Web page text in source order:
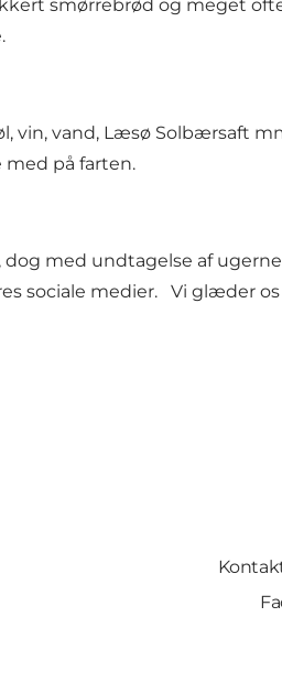
smørrebrød og meget
vin, vand, Læsø Solbærsaft
med på farten.
dog med undtagelse af
sociale medier. Vi glæder